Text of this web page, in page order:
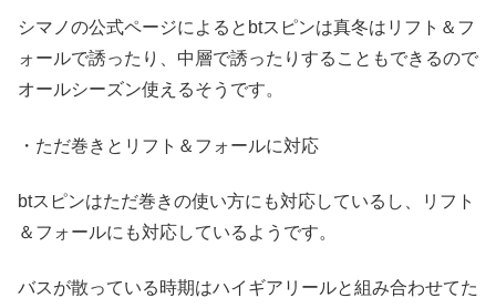
シマノの公式ページによるとbtスピンは真冬はリフト＆フ
ォールで誘ったり、中層で誘ったりすることもできるので
オールシーズン使えるそうです。
・ただ巻きとリフト＆フォールに対応
btスピンはただ巻きの使い方にも対応しているし、リフト
＆フォールにも対応しているようです。
バスが散っている時期はハイギアリールと組み合わせてた